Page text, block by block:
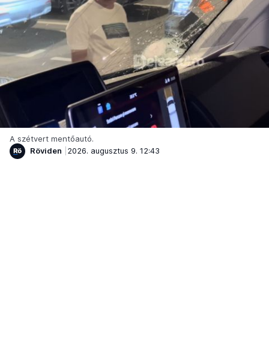
A szétvert mentőautó.
Röviden
2026. augusztus 9. 12:43